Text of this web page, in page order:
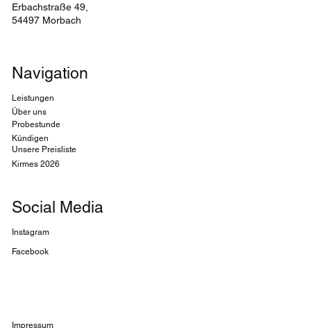
Erbachstraße 49,
54497 Morbach
Navigation
Leistungen
Über uns
Probestunde
Kündigen
Unsere Preisliste
Kirmes 2026
Social Media
Instagram
Facebook
Impressum